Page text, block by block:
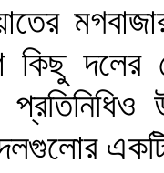
কিছু
দলগুলোর